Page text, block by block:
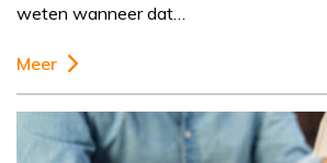
weten wanneer dat…
Meer